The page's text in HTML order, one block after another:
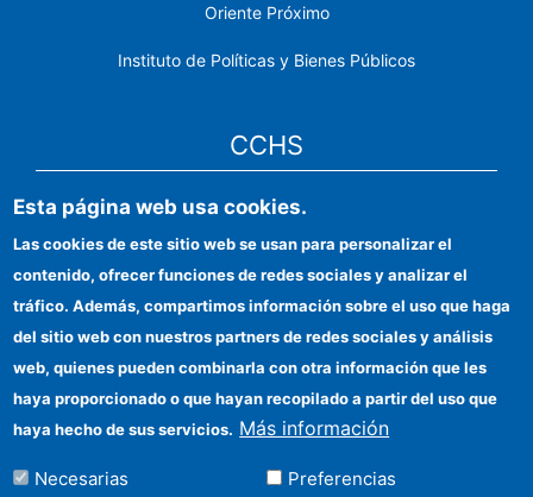
Oriente Próximo
Instituto de Políticas y Bienes Públicos
CCHS
Sede electrónica CSIC
Identidad institucional
Información para proveedores
Ayudas FEDER
Organismos financiadores
Contacto
Cómo llegar
Esta página web usa cookies.
Las cookies de este sitio web se usan para personalizar el
contenido, ofrecer funciones de redes sociales y analizar el
tráfico. Además, compartimos información sobre el uso que haga
del sitio web con nuestros partners de redes sociales y análisis
web, quienes pueden combinarla con otra información que les
haya proporcionado o que hayan recopilado a partir del uso que
haya hecho de sus servicios. Más información
Necesarias Preferencias